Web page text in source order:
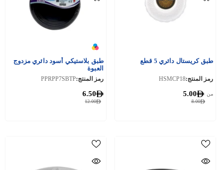
طبق كريستال دائري 5 قطع
رمز المنتج:HSMCP18
8.00
من 5.00
طبق بلاستيكي أسود دائري مزدوج
العبوة
رمز المنتج:PPRPP7SBTP
12.00
6.50